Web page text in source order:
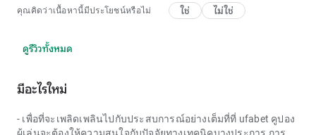
คุณคิดว่าเนื้อหานี้มีประโยชน์หรือไม่ ใช่ ไม่ใช่
ดูรีวิวทั้งหมด
มีอะไรใหม่
- เพื่อที่จะเพลิดเพลินไปกับประสบการณ์อย่างเต็มที่ที่ ufabet คูปอง